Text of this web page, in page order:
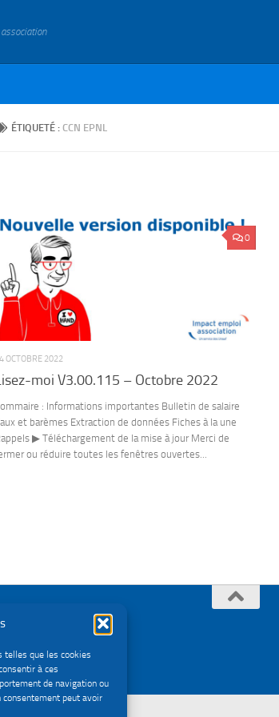
telles que les cookies
à ces
de navigation ou
consentement peut avoir
ÉTIQUETÉ : CCN EPNL
0
OCTOBRE 2022
moi V3.00.115 – Octobre 2022
: Informations importantes Bulletin de salaire
et barèmes Extraction de données Fiches à la une
▶ Téléchargement de la mise à jour Merci de
ou réduire toutes les fenêtres ouvertes...